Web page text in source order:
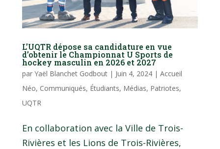
L’UQTR dépose sa candidature en vue
d’obtenir le Championnat U Sports de
hockey masculin en 2026 et 2027
par Yaël Blanchet Godbout| Juin 4, 2024| Accueil
Néo, Communiqués, Étudiants, Médias, Patriotes,
UQTR
En collaboration avec la Ville de Trois-
Rivières et les Lions de Trois-Rivières,